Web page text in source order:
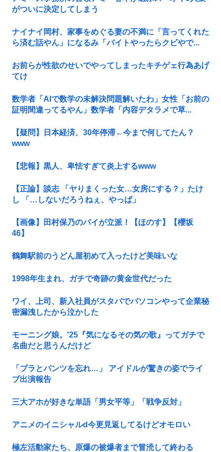
がついに決定してしまう
ナイナイ岡村、家事をめぐる妻の不満に「言ってくれた
ら済む話やん」になるみ「バイトやったらクビやで...
お前らが性欲のせいでやってしまったキチゲェ行為あげ
てけ
数学者「AIで数学の未解決問題解いたわ」女性「お前の
証明間違ってるやん」数学者「内容デタラメで草...
【疑問】日本経済、30年停滞←今まで何してたん？
www
【悲報】黒人、卑怯すぎて炎上するwww
【正論】談志 「ヤりまくった女…女房にする？」たけ
し 「…しないだろうねぇ、やっぱ」
【画像】田村保乃のパイが立派！【ほのす】【櫻坂
46】
鶴舞駅前のうどん屋初めて入ったけど美味いな
1998年生まれ、ガチで奇跡の黄金世代だった
ワイ、上司、新入社員がスタバでパソコンやって企業秘
密漏洩したから泣かした
モーニング娘。'25『気になるその気の歌』ってガチで
名曲だと思うんだけど
「ブラとパンツを忘れ…」 アイドルが驚きの姿でライ
ブ出演報告
三大アホが好きな単語「男女平等」「戦争反対」
アニメのイニシャルd今更見返してるけどオモロい
極左活動家たち、原爆の被爆者まで冒涜して終わる